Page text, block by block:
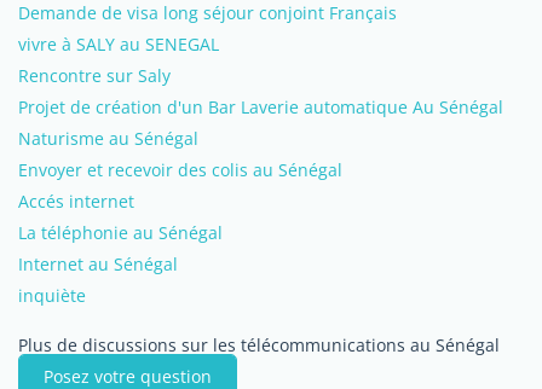
Demande de visa long séjour conjoint Français
vivre à SALY au SENEGAL
Rencontre sur Saly
Projet de création d'un Bar Laverie automatique Au Sénégal
Naturisme au Sénégal
Envoyer et recevoir des colis au Sénégal
Accés internet
La téléphonie au Sénégal
Internet au Sénégal
inquiète
Plus de discussions sur les télécommunications au Sénégal
Posez votre question